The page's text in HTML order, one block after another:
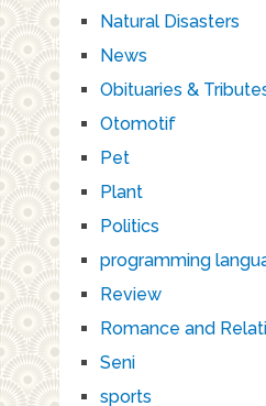
Natural Disasters
News
Obituaries &
Otomotif
Pet
Plant
Politics
programming
Review
Romance and
Seni
sports